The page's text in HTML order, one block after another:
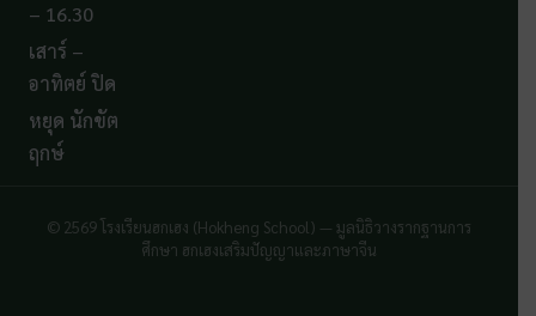
– 16.30
เสาร์ –
อาทิตย์ ปิด
หยุด นักขัต
ฤกษ์
© 2569 โรงเรียนฮกเฮง (Hokheng School) — มูลนิธิวางรากฐานการ
ศึกษา ฮกเฮงเสริมปัญญาและภาษาจีน